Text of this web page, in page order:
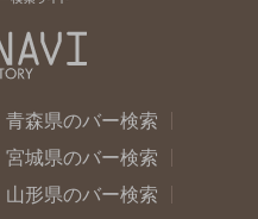
青森県のバー検索
宮城県のバー検索
山形県のバー検索